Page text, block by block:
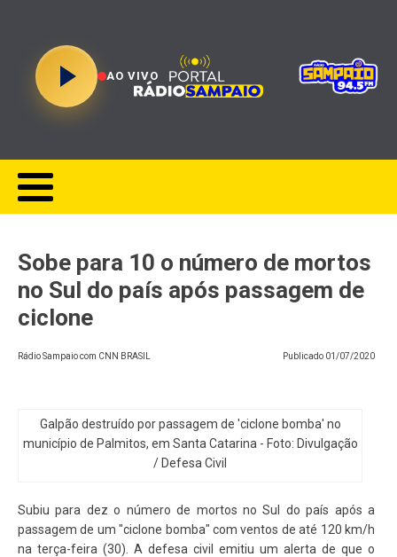
AO VIVO
Sobe para 10 o número de mortos
no Sul do país após passagem de
ciclone
Rádio Sampaio com CNN BRASIL Publicado 01/07/2020
Galpão destruído por passagem de 'ciclone bomba' no
município de Palmitos, em Santa Catarina - Foto: Divulgação
/ Defesa Civil
Subiu para dez o número de mortos no Sul do país após a
passagem de um "ciclone bomba" com ventos de até 120 km/h
na terça-feira (30). A defesa civil emitiu um alerta de que o